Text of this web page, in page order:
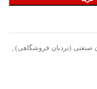
صنعتی (نردبان فروشگاهی) ,